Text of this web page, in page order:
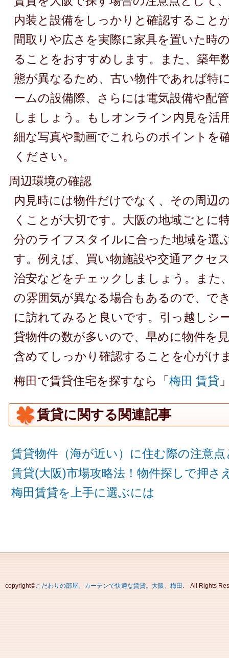
内装と設備をしっかりと確認すること
間取りや広さを実際に家具を置いた時
ることをおすすめします。また、築年
態が異なるため、古い物件であれば特
ームの設備際、さらには電気設備や配
しましょう。もしオンライン内見を活
細な写真や動画でこれらのポイントを
ください。
周辺環境の確認
内見時には物件だけでなく、その周辺
くことが大切です。大阪の地域ごとに
分のライフスタイルに合った地域を選
す。例えば、買い物施設や交通アクセ
治安などをチェックしましょう。また
の雰囲気が異なる場合もあるので、で
に訪れてみると良いです。引っ越しシ
貸物件の数が多いので、早めに物件を
含めてしっかり確認することを心がけ
梅田で賃貸住宅を探すなら「梅田 賃貸
賃貸に関する関連記事
賃貸物件（海が近い）に住む際の注意点
賃貸(大阪)市場攻略法！物件探しで押さ
梅田賃貸を上手に選ぶには
copyright©こだわりの部屋。カーテンで快適な賃貸。大阪、梅田 . All Rights